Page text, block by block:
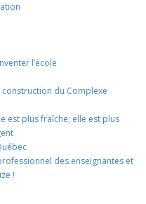
l’école
du Complexe
est plus fraîche; elle est plus
des enseignantes et
!